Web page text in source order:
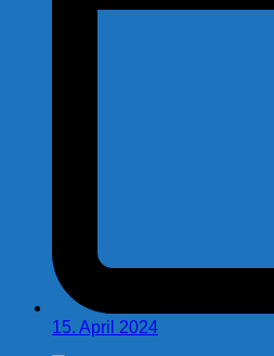
15. April 2024